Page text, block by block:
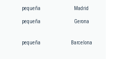
pequeña Madrid
pequeña Gerona
pequeña Barcelona